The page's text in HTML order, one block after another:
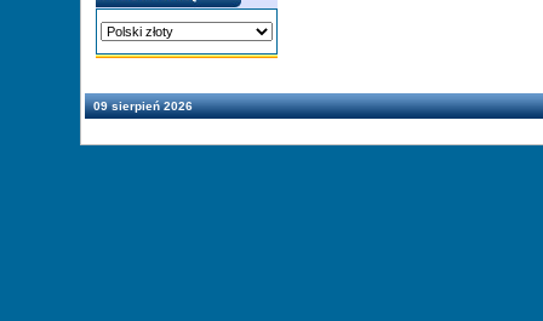
09 sierpień 2026